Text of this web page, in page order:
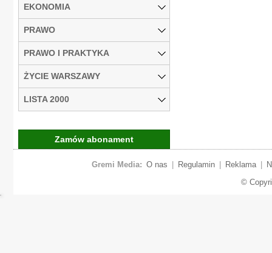
EKONOMIA
PRAWO
PRAWO I PRAKTYKA
ŻYCIE WARSZAWY
LISTA 2000
Zamów abonament
Gremi Media: O nas Regulamin Reklama
©